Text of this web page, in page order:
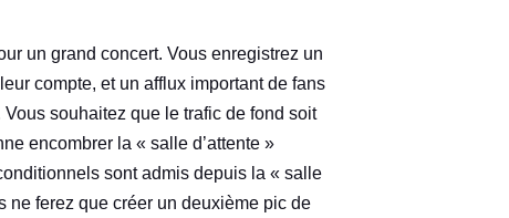
un grand concert. Vous enregistrez un
compte, et un afflux important de fans
souhaitez que le trafic de fond soit
encombrer la « salle d’attente »
sont admis depuis la « salle
ne ferez que créer un deuxième pic de